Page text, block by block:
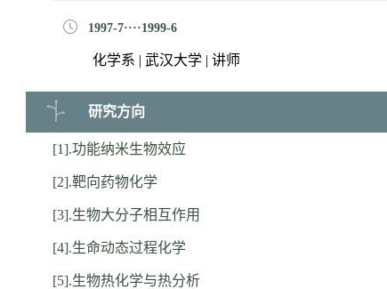
1997-7····1999-6
化学系 | 武汉大学 | 讲师
研究方向
[1].功能纳米生物效应
[2].靶向药物化学
[3].生物大分子相互作用
[4].生命动态过程化学
[5].生物热化学与热分析